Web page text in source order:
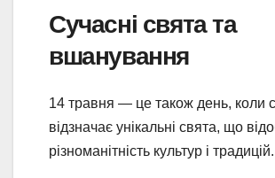
Сучасні свята та
вшанування
14 травня — це також день, коли
відзначає унікальні свята, що
різноманітність культур і традицій.